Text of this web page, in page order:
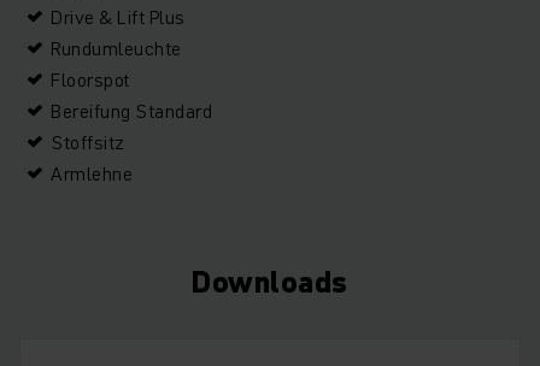
Drive & Lift Plus
Rundumleuchte
Floorspot
Bereifung Standard
Stoffsitz
Armlehne
Downloads